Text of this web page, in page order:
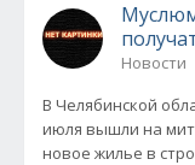
Новости
В Челябинской
июля вышли на
новое жилье в